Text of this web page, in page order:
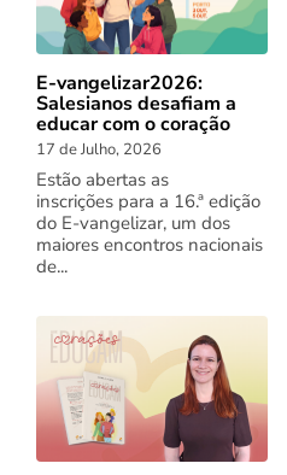
E-vangelizar2026:
Salesianos desafiam a
educar com o coração
17 de Julho, 2026
Estão abertas as
inscrições para a 16.ª edição
do E-vangelizar, um dos
maiores encontros nacionais
de...